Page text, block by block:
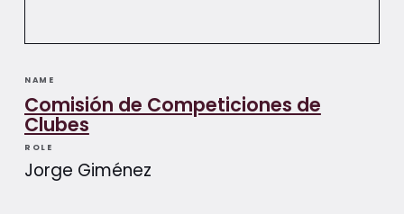
NAME
Comisión de Competiciones de
Clubes
ROLE
Jorge Giménez